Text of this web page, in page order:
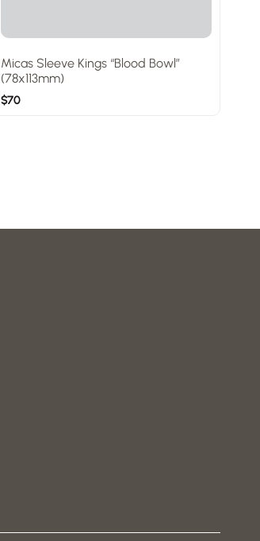
Micas Sleeve Kings “Blood Bowl”
(78x113mm)
$70